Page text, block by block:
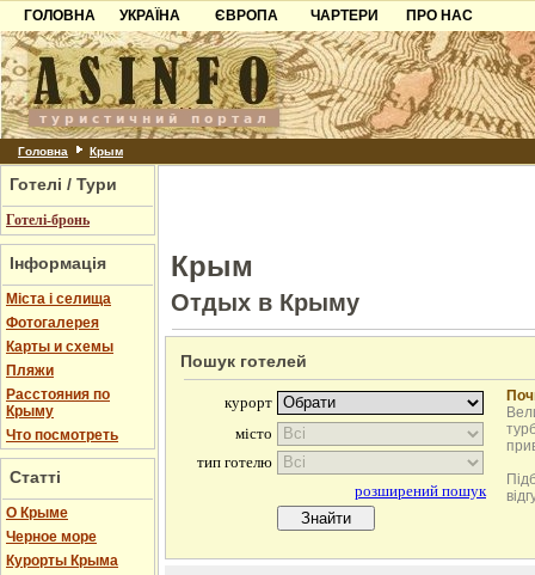
ГОЛОВНА
УКРАЇНА
Карпати
Азов
Причорноморря
Шацьк
ЄВРОПА
Чорногорія
Хорватія
Болгарія
ЧАРТЕРИ
ПРО НАС
Контакти
Партнерам
Додати готель
Головна Крым
Готелі / Тури
Готелі-бронь
Інформація
Міста і селища
Фотогалерея
Карты и схемы
Пляжи
Расстояния по
Крыму
Что посмотреть
Статті
О Крыме
Черное море
Курорты Крыма
Крым
Отдых в Крыму
Пошук готелей